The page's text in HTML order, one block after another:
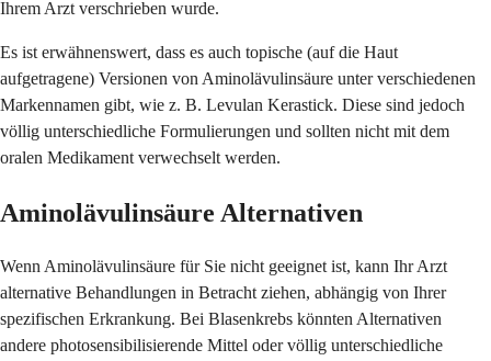
Ihrem Arzt verschrieben wurde.
Es ist erwähnenswert, dass es auch topische (auf die Haut
aufgetragene) Versionen von Aminolävulinsäure unter verschiedenen
Markennamen gibt, wie z. B. Levulan Kerastick. Diese sind jedoch
völlig unterschiedliche Formulierungen und sollten nicht mit dem
oralen Medikament verwechselt werden.
Aminolävulinsäure Alternativen
Wenn Aminolävulinsäure für Sie nicht geeignet ist, kann Ihr Arzt
alternative Behandlungen in Betracht ziehen, abhängig von Ihrer
spezifischen Erkrankung. Bei Blasenkrebs könnten Alternativen
andere photosensibilisierende Mittel oder völlig unterschiedliche